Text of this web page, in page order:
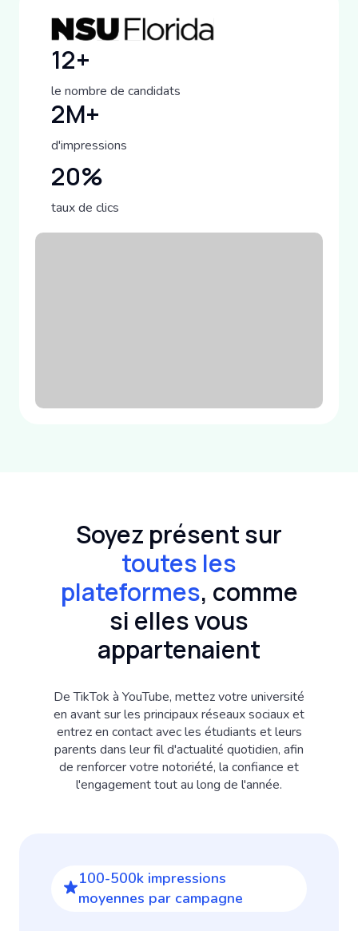
12+
le nombre de candidats
2M+
d'impressions
20%
taux de clics
Soyez présent sur
toutes les
plateformes, comme
si elles vous
appartenaient
De TikTok à YouTube, mettez votre université
en avant sur les principaux réseaux sociaux et
entrez en contact avec les étudiants et leurs
parents dans leur fil d'actualité quotidien, afin
de renforcer votre notoriété, la confiance et
l'engagement tout au long de l'année.
100-500k impressions
moyennes par campagne